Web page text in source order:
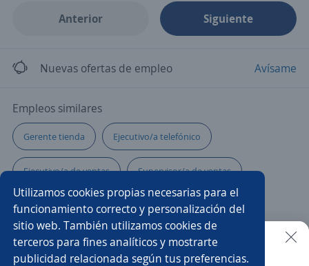
Utilizamos cookies propias necesarias para el
funcionamiento correcto y personalización del
sitio web. También utilizamos cookies de
terceros para fines analíticos y mostrarte
publicidad relacionada según tus preferencias.
Anterior Siguiente
Nuevas ofertas de empleo Avísame
Empleos similares
Gerente tienda Ejecutivo/a telefónico
Ejecutivo/a de ventas Supervisor/a de ventas
Gerente de marketing Subgerente/a de tienda
Coordinador/a de ventas Gerente comercial
Buscar es más fácil en la app